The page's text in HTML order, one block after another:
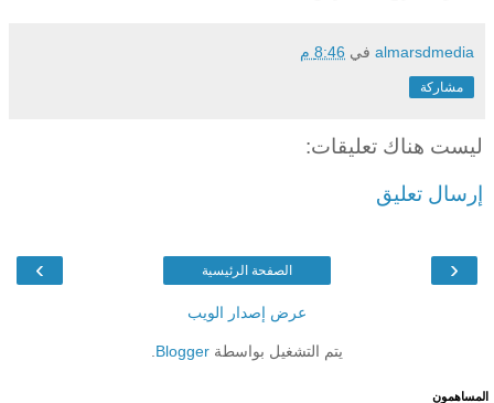
almarsdmedia في 8:46 م
مشاركة
ليست هناك تعليقات:
إرسال تعليق
‹
› الصفحة الرئيسية
عرض إصدار الويب
يتم التشغيل بواسطة Blogger
المساهمون